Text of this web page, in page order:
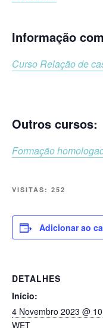
Informação
Curso Relação de
Outros cursos:
Formação
VISITAS: 252
Adicionar ao
DETALHES
Início:
4 Novembro 2023 @
WET